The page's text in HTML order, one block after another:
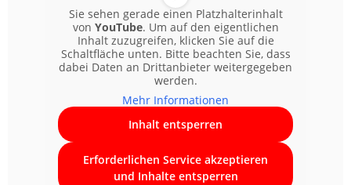
Sie sehen gerade einen Platzhalterinhalt
von YouTube. Um auf den eigentlichen
Inhalt zuzugreifen, klicken Sie auf die
Schaltfläche unten. Bitte beachten Sie, dass
dabei Daten an Drittanbieter weitergegeben
werden.
Mehr Informationen
Inhalt entsperren
Erforderlichen Service akzeptieren
und Inhalte entsperren